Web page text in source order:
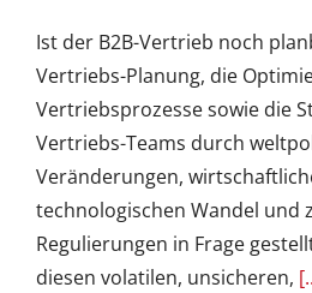
Ist der B2B-Vertrieb noch
Vertriebs-Planung, die
Vertriebsprozesse sowie die
Vertriebs-Teams durch
Veränderungen,
technologischen Wandel und
Regulierungen in Frage
diesen volatilen, unsicheren,